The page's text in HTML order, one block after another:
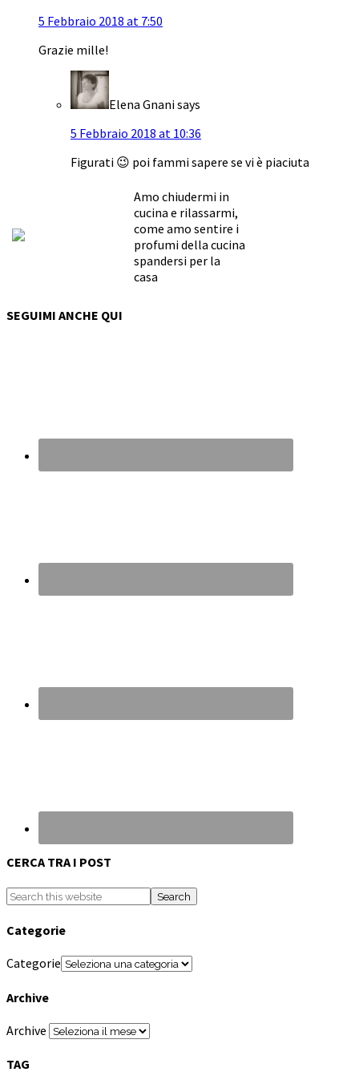
5 Febbraio 2018 at 7:50
Grazie mille!
Elena Gnanisays
5 Febbraio 2018 at 10:36
Figurati 😉 poi fammi sapere se vi è piaciuta
Amo chiudermi in
cucina e rilassarmi,
come amo sentire i
profumi della cucina
spandersi per la
casa
SEGUIMI ANCHE QUI
CERCA TRA I POST
Categorie
Categorie
Archive
Archive
TAG